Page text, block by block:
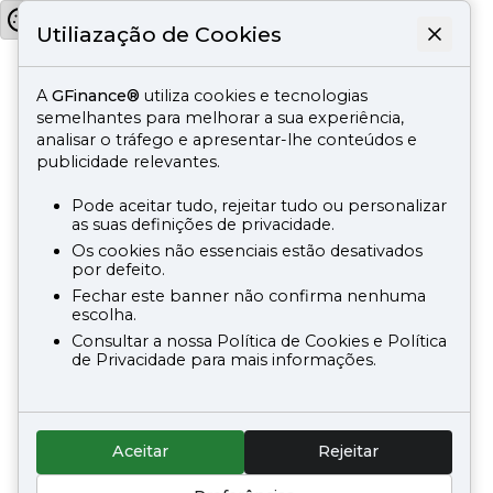
Utiliazação de Cookies
AGFinance® utiliza cookies e tecnologias
semelhantes para melhorar a sua experiência,
analisar o tráfego e apresentar-lhe conteúdos e
publicidade relevantes.
Pode aceitar tudo, rejeitar tudo ou personalizar
as suas definições de privacidade.
Os cookies não essenciais estão desativados
por defeito.
Fechar este banner não confirma nenhuma
escolha.
Consultar a nossa Política de Cookies e Política
de Privacidade para mais informações.
Aceitar Rejeitar